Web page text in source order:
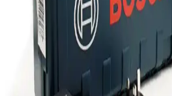
ergonomi ve kullanıcı memnuniyeti
ürünün avantajları ve kullanıcı yorumları
Logitech MX Master 3 Kablosuz
Tasarım ve Çoklu İşlevsellik
Logitech MX Master 3, ergonomik
sensörü ve çoklu cihaz desteğiyle öne